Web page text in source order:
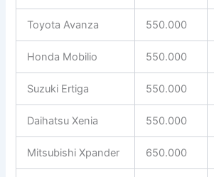
Toyota Avanza 550.000
Honda Mobilio 550.000
Suzuki Ertiga 550.000
Daihatsu Xenia 550.000
Mitsubishi Xpander 650.000